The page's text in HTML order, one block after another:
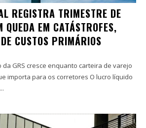
REGISTRA TRIMESTRE DE
EM CATÁSTROFES,
CUSTOS PRIMÁRIOS
GRS cresce enquanto carteira de varejo
para os corretores O lucro líquido